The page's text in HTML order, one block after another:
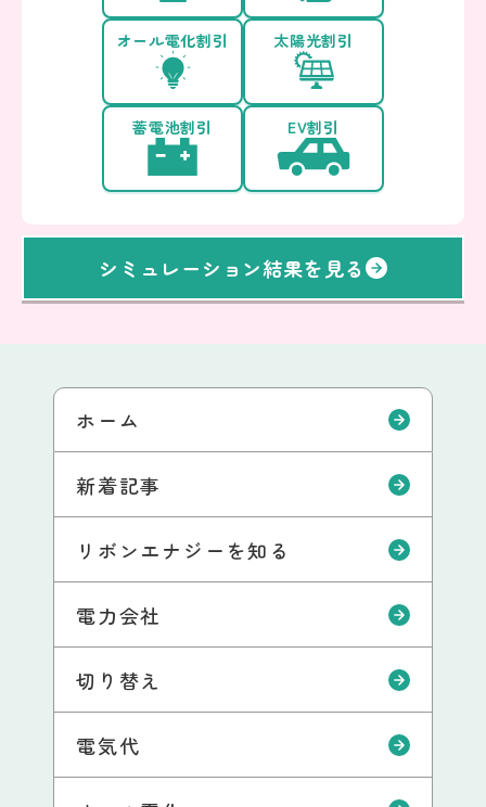
オール電化割引 太陽光割引
蓄電池割引 EV割引
シミュレーション結果を見る
ホーム
新着記事
リボンエナジーを知る
電力会社
切り替え
電気代